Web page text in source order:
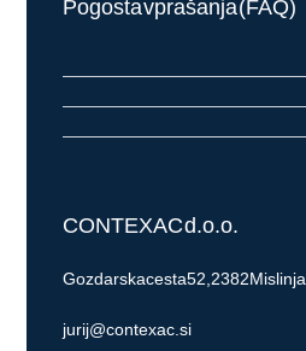
Pogosta vprašanja (FAQ)
CONTEX AC d.o.o.
Gozdarska cesta 52, 2382 Mislinja
jurij@contexac.si